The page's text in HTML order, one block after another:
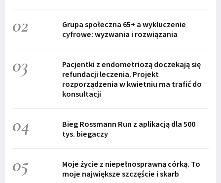
02
Grupa społeczna 65+ a wykluczenie
cyfrowe: wyzwania i rozwiązania
03
Pacjentki z endometriozą doczekają się
refundacji leczenia. Projekt
rozporządzenia w kwietniu ma trafić do
konsultacji
04
Bieg Rossmann Run z aplikacją dla 500
tys. biegaczy
05
Moje życie z niepełnosprawną córką. To
moje największe szczęście i skarb